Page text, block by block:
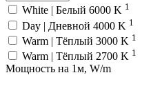
White | Белый 6000 K 1
Day | Дневной 4000 K 1
Warm | Тёплый 3000 K 1
Warm | Тёплый 2700 K 1
Мощность на 1м, W/m